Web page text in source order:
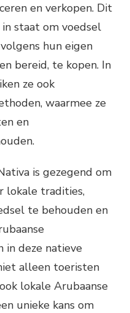
en verkopen. Dit
staat om voedsel
hun eigen
bereid, te kopen. In
ze ook
waarmee ze
en
is gezegend om
lokale tradities,
te behouden en
in deze natieve
alleen toeristen
lokale Arubaanse
unieke kans om